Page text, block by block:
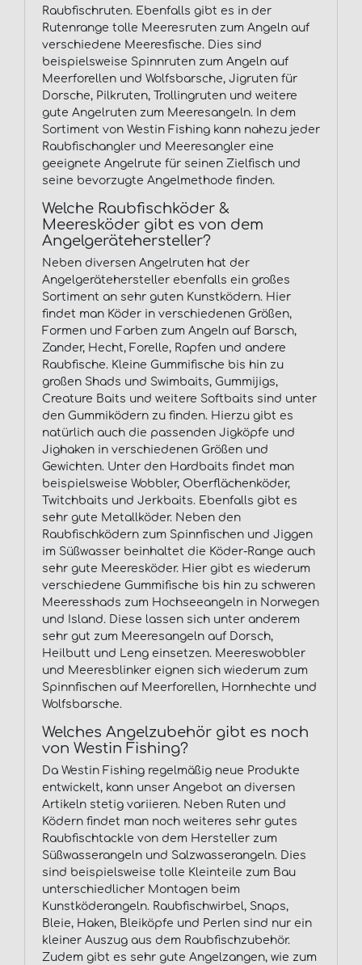
Raubfischruten. Ebenfalls gibt es in der
Rutenrange tolle Meeresruten zum Angeln auf
verschiedene Meeresfische. Dies sind
beispielsweise Spinnruten zum Angeln auf
Meerforellen und Wolfsbarsche, Jigruten für
Dorsche, Pilkruten, Trollingruten und weitere
gute Angelruten zum Meeresangeln. In dem
Sortiment von Westin Fishing kann nahezu jeder
Raubfischangler und Meeresangler eine
geeignete Angelrute für seinen Zielfisch und
seine bevorzugte Angelmethode finden.
Welche Raubfischköder &
Meeresköder gibt es von dem
Angelgerätehersteller?
Neben diversen Angelruten hat der
Angelgerätehersteller ebenfalls ein großes
Sortiment an sehr guten Kunstködern. Hier
findet man Köder in verschiedenen Größen,
Formen und Farben zum Angeln auf Barsch,
Zander, Hecht, Forelle, Rapfen und andere
Raubfische. Kleine Gummifische bis hin zu
großen Shads und Swimbaits, Gummijigs,
Creature Baits und weitere Softbaits sind unter
den Gummiködern zu finden. Hierzu gibt es
natürlich auch die passenden Jigköpfe und
Jighaken in verschiedenen Größen und
Gewichten. Unter den Hardbaits findet man
beispielsweise Wobbler, Oberflächenköder,
Twitchbaits und Jerkbaits. Ebenfalls gibt es
sehr gute Metallköder. Neben den
Raubfischködern zum Spinnfischen und Jiggen
im Süßwasser beinhaltet die Köder-Range auch
sehr gute Meeresköder. Hier gibt es wiederum
verschiedene Gummifische bis hin zu schweren
Meeresshads zum Hochseeangeln in Norwegen
und Island. Diese lassen sich unter anderem
sehr gut zum Meeresangeln auf Dorsch,
Heilbutt und Leng einsetzen. Meereswobbler
und Meeresblinker eignen sich wiederum zum
Spinnfischen auf Meerforellen, Hornhechte und
Wolfsbarsche.
Welches Angelzubehör gibt es noch
von Westin Fishing?
Da Westin Fishing regelmäßig neue Produkte
entwickelt, kann unser Angebot an diversen
Artikeln stetig variieren. Neben Ruten und
Ködern findet man noch weiteres sehr gutes
Raubfischtackle von dem Hersteller zum
Süßwasserangeln und Salzwasserangeln. Dies
sind beispielsweise tolle Kleinteile zum Bau
unterschiedlicher Montagen beim
Kunstköderangeln. Raubfischwirbel, Snaps,
Bleie, Haken, Bleiköpfe und Perlen sind nur ein
kleiner Auszug aus dem Raubfischzubehör.
Zudem gibt es sehr gute Angelzangen, wie zum